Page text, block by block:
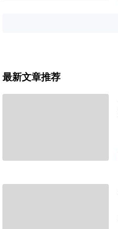
最新文章推荐